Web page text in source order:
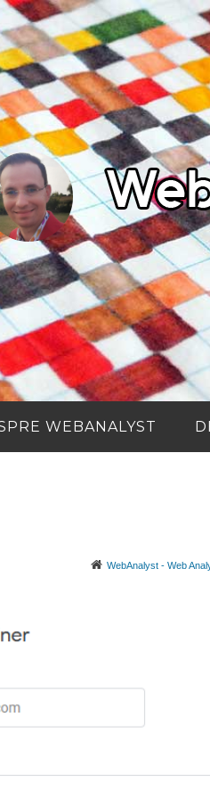
WEBANALYST
WebAnalyst - Web